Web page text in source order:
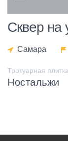
Сквер на
Самара
Тротуарная плитка
Ностальжи